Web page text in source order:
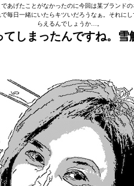
あげたことがなかったのに今回は某ブランドの
毎日一緒にいたらキツいだろうなぁ。それに
らえるんでしょうか…。
てしまったんですね。